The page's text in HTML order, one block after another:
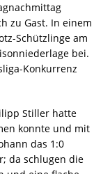
zu Gast. In einem
Schützlinge am
bei.
Konkurrenz
Stiller hatte
konnte und mit
das 1:0
da schlugen die